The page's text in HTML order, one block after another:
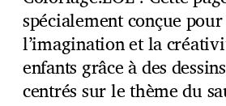
spécialement conçue
l’imagination et la
enfants grâce à des
centrés sur le thème du